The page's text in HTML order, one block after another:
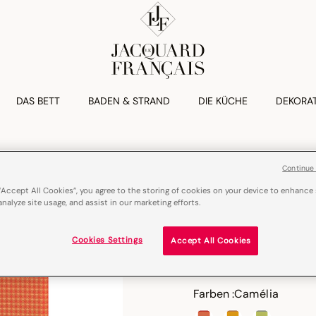
DAS BETT BADEN & STRAND DIE KÜCHE
JARDIN
Baumwolle
Farben :Camélia
All Cookies”, you agree to the storing of cookies on your device to enhance
site usage, and assist in our marketing efforts.
Accept All Cookies
Cookies Settings